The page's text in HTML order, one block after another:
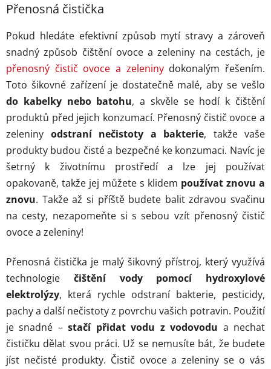
Přenosná čistička
Pokud hledáte efektivní způsob mytí stravy a zároveň
snadný způsob čištění ovoce a zeleniny na cestách, je
přenosný čistič ovoce a zeleninydokonalým řešením.
Toto šikovné zařízení je dostatečně malé, aby se vešlo
do kabelky nebo batohu, a skvěle se hodí k čištění
produktů před jejich konzumací. Přenosný čistič ovoce a
zeleniny odstraní nečistoty a bakterie, takže vaše
produkty budou čisté a bezpečné ke konzumaci. Navíc je
šetrný k životnímu prostředí a lze jej používat
opakovaně, takže jej můžete s klidem používat znovu a
znovu. Takže až si příště budete balit zdravou svačinu
na cesty, nezapomeňte si s sebou vzít přenosný čistič
ovoce a zeleniny!
Přenosná čistička je malý šikovný přístroj, který využívá
technologie čištění vody pomocí hydroxylové
elektrolýzy, která rychle odstraní bakterie, pesticidy,
pachy a další nečistoty z povrchu vašich potravin. Použití
je snadné –stačí přidat vodu z vodovodu a nechat
čističku dělat svou práci. Už se nemusíte bát, že budete
jíst nečisté produkty. Čistič ovoce a zeleniny se o vás